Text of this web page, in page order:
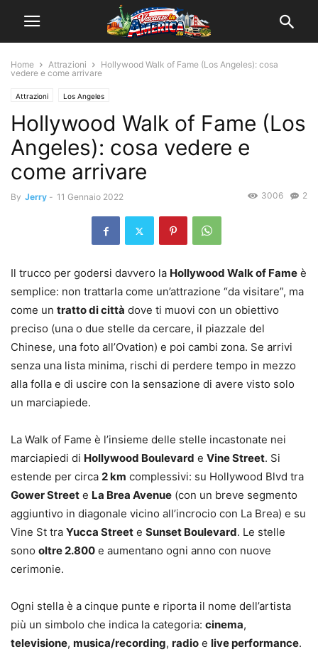
Home Attrazioni
Hollywood Walk of Fame (Los Angeles): cosa
vedere e come arrivare
Attrazioni Los Angeles
Hollywood Walk of Fame (Los
Angeles): cosa vedere e
come arrivare
By Jerry - 11 Gennaio 2022 2
3006
Il trucco per godersi davvero la Hollywood Walk of Fame è
semplice: non trattarla come un’attrazione “da visitare”, ma
come un tratto di città dove ti muovi con un obiettivo
preciso (una o due stelle da cercare, il piazzale del
Chinese, una foto all’Ovation) e poi cambi zona. Se arrivi
senza una lista minima, rischi di perdere tempo in mezzo
alla folla e di uscire con la sensazione di avere visto solo
un marciapiede.
La Walk of Fame è l’insieme delle stelle incastonate nei
marciapiedi di Hollywood Boulevard e Vine Street. Si
estende per circa 2 km complessivi: su Hollywood Blvd tra
Gower Street e La Brea Avenue (con un breve segmento
aggiuntivo in diagonale vicino all’incrocio con La Brea) e su
Vine St tra Yucca Street e Sunset Boulevard. Le stelle
sono oltre 2.800 e aumentano ogni anno con nuove
cerimonie.
Ogni stella è a cinque punte e riporta il nome dell’artista
più un simbolo che indica la categoria: cinema,
televisione, musica/recording, radio e live performance.